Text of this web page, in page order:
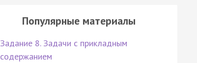
Популярные материалы
Задание 8. Задачи с прикладным
содержанием